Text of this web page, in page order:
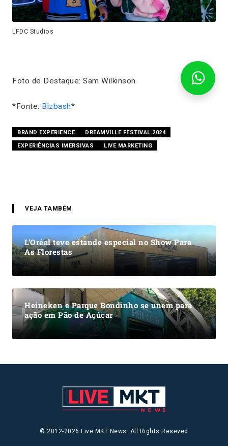
LFDC Studios
Foto de Destaque: Sam Wilkinson
*Fonte: Bizbash*
BRAND EXPERIENCE
DREAMVILLE FESTIVAL 2024
EXPERIÊNCIAS IMERSIVAS
LIVE MARKETING
VEJA TAMBÉM
L’Oréal teve estande especial no Show Para
As Florestas
Heineken e Parque Bondinho se unem para
ação em Pão de Açúcar
© 2012-2026 Live MKT News. All Rights Reseved